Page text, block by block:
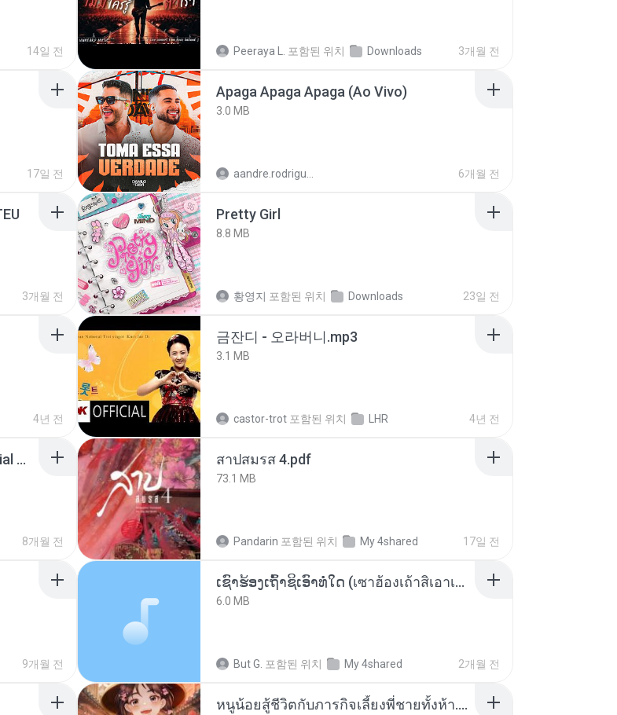
14일 전 Peeraya L. 포함된 위치 Downloads 3개월 전
17일 전
Apaga Apaga Apaga (Ao Vivo)
3.0 MB
6개월 전
3개월 전
Pretty Girl
8.8 MB
황영지 포함된 위치 Downloads 23일 전
4년 전
금잔디 - 오라버니.mp3
3.1 MB
castor-trot 포함된 위치 LHR 4년 전
KRK - เธอทิ้งฉันไว้ Ft.N/A , HK [Official MV]
8개월 전
สาปสมรส 4.pdf
73.1 MB
Pandarin 포함된 위치 My 4shared 17일 전
9개월 전
ເຊົາຮ້ອງເຖົ້າຊິເອົາທໍ່ໃດ (เซาฮ้องเถ้าสิเอาเท่าใด) ບຸນເກີດ ຫນູຫ່ວງ ft. ໂສພາ ຈຸນທະລາ
6.0 MB
But G. 포함된 위치 My 4shared 2개월 전
หนูน้อยสู้ชีวิตกับภารกิจเลี้ยงพี่ชายทั้งห้า.pdf